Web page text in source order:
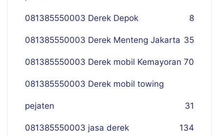
081385550003 Derek Depok 8
081385550003 Derek Menteng Jakarta 35
081385550003 Derek mobil Kemayoran 70
081385550003 Derek mobil towing
pejaten 31
081385550003 jasa derek 134